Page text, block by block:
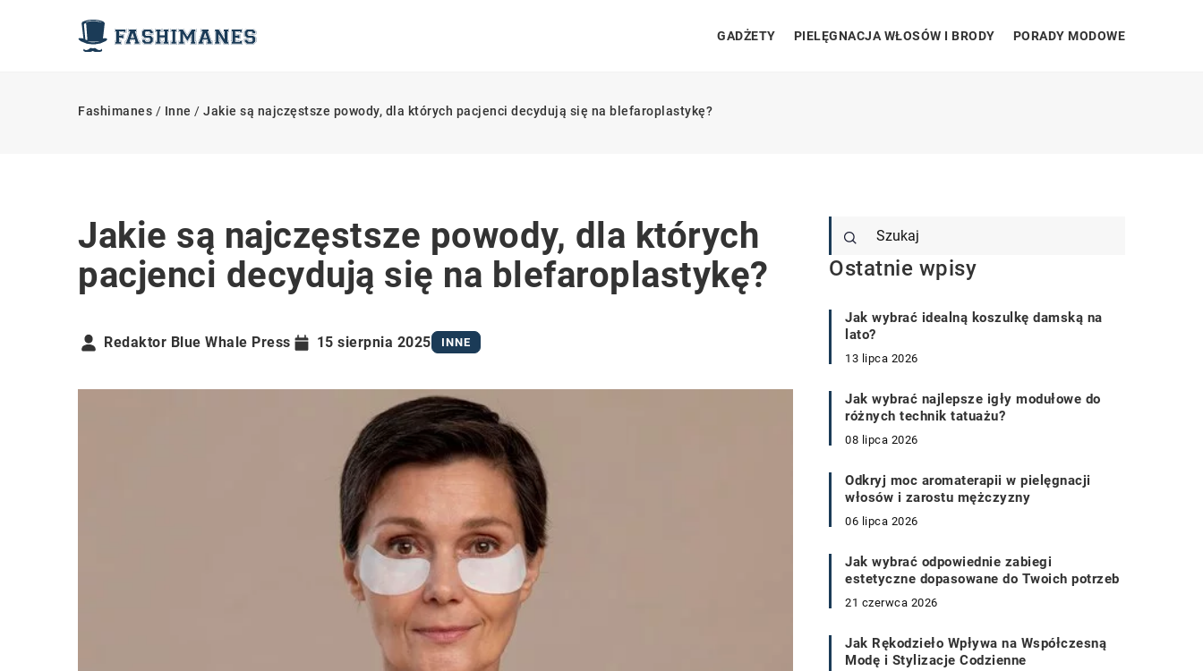
GADŻETY PIELĘGNACJA WŁOSÓW I BRODY PORADY MODOWE
Fashimanes / Inne / Jakie są najczęstsze powody, dla których pacjenci decydują się na blefaroplastykę?
Jakie są najczęstsze powody, dla których
pacjenci decydują się na blefaroplastykę?
Redaktor Blue Whale Press 15 sierpnia 2025 INNE
Ostatnie wpisy
Jak wybrać idealną koszulkę damską na
lato?
13 lipca 2026
Jak wybrać najlepsze igły modułowe do
różnych technik tatuażu?
08 lipca 2026
Odkryj moc aromaterapii w pielęgnacji
włosów i zarostu mężczyzny
06 lipca 2026
Jak wybrać odpowiednie zabiegi
estetyczne dopasowane do Twoich potrzeb
21 czerwca 2026
Jak Rękodzieło Wpływa na Współczesną
Modę i Stylizacje Codzienne